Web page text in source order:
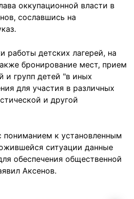
оккупационной власти в
сославшись на
работы детских лагерей, на
бронирование мест, прием
и групп детей "в иных
для участия в различных
и другой
пониманием к установленным
ситуации данные
обеспечения общественной
Аксенов.